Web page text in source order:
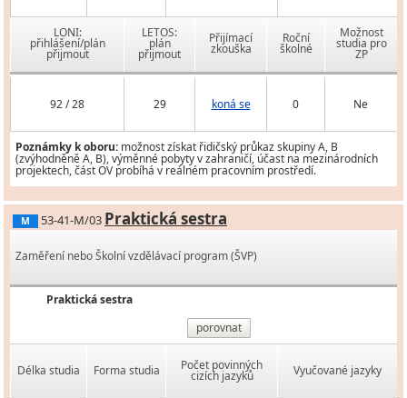
LONI:
přihlášení/plán
přijmout
LETOS:
plán
přijmout
Přijímací
zkouška
Roční
školné
Možnost
studia pro
ZP
92 / 28 29 koná se 0 Ne
Poznámky k oboru: možnost získat řidičský průkaz skupiny A, B
(zvýhodněně A, B), výměnné pobyty v zahraničí, účast na mezinárodních
projektech, část OV probíhá v reálném pracovním prostředí.
M 53-41-M/03 Praktická sestra
Zaměření nebo Školní vzdělávací program (ŠVP)
Praktická sestra
porovnat
Délka studia Forma studia Počet povinných
cizích jazyků Vyučované jazyky